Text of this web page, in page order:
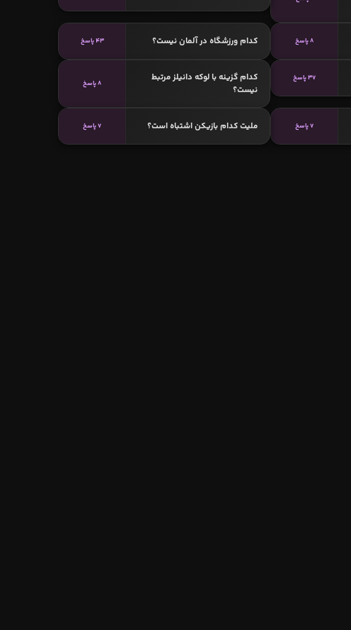
8 پاسخ کدام ورزشگاه در آلمان نیست؟ 43 پاسخ
37 پاسخ
کدام گزینه با لوکه دانيلز مرتبط
نیست؟
8 پاسخ
7 پاسخ ملیت کدام بازیکن اشتباه است؟ 7 پاسخ